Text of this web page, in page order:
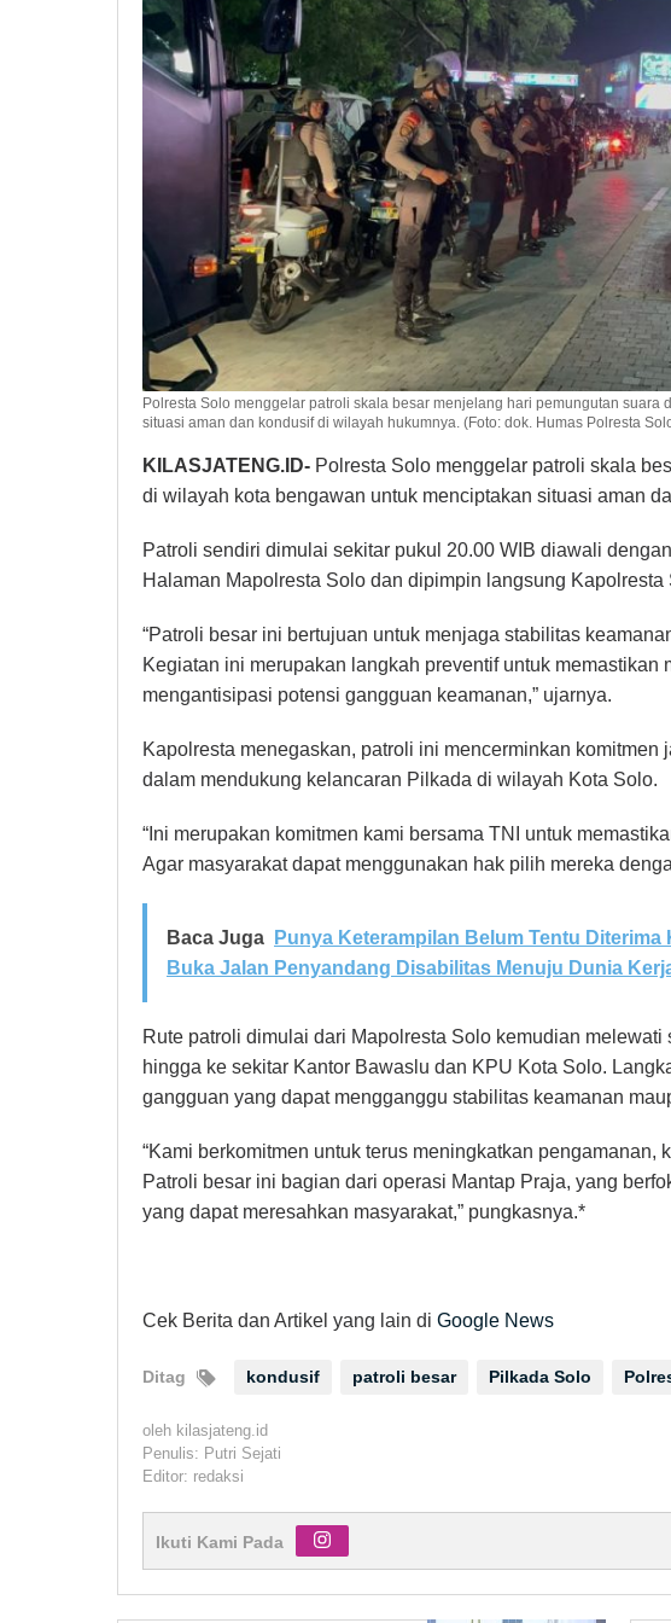
Polresta Solo menggelar patroli skala besar menjelang hari pemungutan suara
situasi aman dan kondusif di wilayah hukumnya. (Foto: dok. Humas Polresta
KILASJATENG.ID- Polresta Solo menggelar patroli skala
di wilayah kota bengawan untuk menciptakan situasi aman
Patroli sendiri dimulai sekitar pukul 20.00 WIB diawali
Halaman Mapolresta Solo dan dipimpin langsung
“Patroli besar ini bertujuan untuk menjaga stabilitas
Kegiatan ini merupakan langkah preventif untuk memastikan
mengantisipasi potensi gangguan keamanan,” ujarnya.
Kapolresta menegaskan, patroli ini mencerminkan komitmen
dalam mendukung kelancaran Pilkada di wilayah Kota Solo.
“Ini merupakan komitmen kami bersama TNI untuk
Agar masyarakat dapat menggunakan hak pilih mereka
Baca Juga
Punya Keterampilan Belum Tentu
Buka Jalan Penyandang Disabilitas Menuju Dunia
Rute patroli dimulai dari Mapolresta Solo kemudian
hingga ke sekitar Kantor Bawaslu dan KPU Kota Solo.
gangguan yang dapat mengganggu stabilitas keamanan
“Kami berkomitmen untuk terus meningkatkan pengamanan,
Patroli besar ini bagian dari operasi Mantap Praja, yang
yang dapat meresahkan masyarakat,” pungkasnya.*
Cek Berita dan Artikel yang lain di Google News
Ditag kondusif patroli besar Pilkada Solo
oleh kilasjateng.id
Penulis: Putri Sejati
Editor: redaksi
Ikuti Kami Pada